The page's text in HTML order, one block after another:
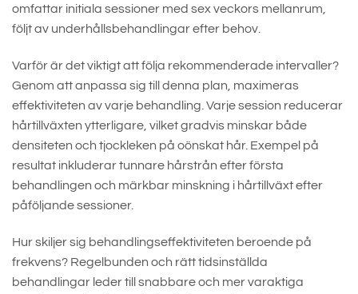
omfattar initiala sessioner med sex veckors mellanrum,
följt av underhållsbehandlingar efter behov.
Varför är det viktigt att följa rekommenderade intervaller?
Genom att anpassa sig till denna plan, maximeras
effektiviteten av varje behandling. Varje session reducerar
hårtillväxten ytterligare, vilket gradvis minskar både
densiteten och tjockleken på oönskat hår. Exempel på
resultat inkluderar tunnare hårstrån efter första
behandlingen och märkbar minskning i hårtillväxt efter
påföljande sessioner.
Hur skiljer sig behandlingseffektiviteten beroende på
frekvens? Regelbunden och rätt tidsinställda
behandlingar leder till snabbare och mer varaktiga